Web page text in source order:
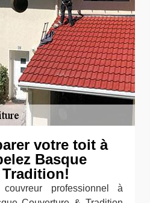
votre toit à
Basque
professionnel à